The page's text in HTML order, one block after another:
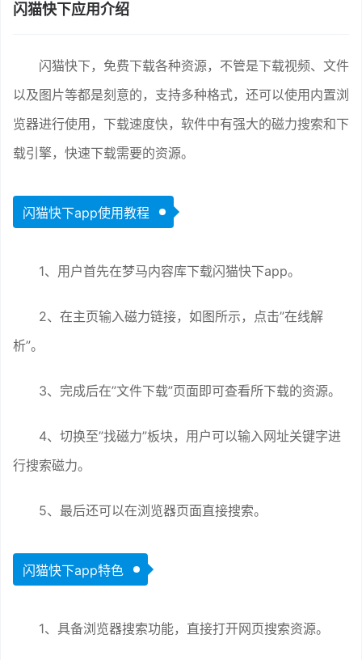
闪猫快下应用介绍
闪猫快下，免费下载各种资源，不管是下载视频、文件
以及图片等都是刻意的，支持多种格式，还可以使用内置浏
览器进行使用，下载速度快，软件中有强大的磁力搜索和下
载引擎，快速下载需要的资源。
闪猫快下app使用教程
1、用户首先在梦马内容库下载闪猫快下app。
2、在主页输入磁力链接，如图所示，点击”在线解
析”。
3、完成后在”文件下载”页面即可查看所下载的资源。
4、切换至”找磁力”板块，用户可以输入网址关键字进
行搜索磁力。
5、最后还可以在浏览器页面直接搜索。
闪猫快下app特色
1、具备浏览器搜索功能，直接打开网页搜索资源。